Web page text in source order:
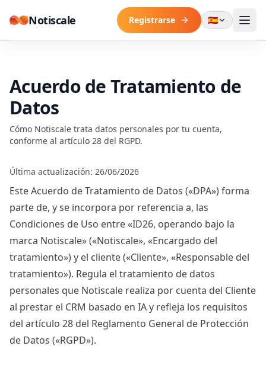
Notiscale Registrarse 🇪🇸
Acuerdo de Tratamiento de
Datos
Cómo Notiscale trata datos personales por tu cuenta,
conforme al artículo 28 del RGPD.
Última actualización: 26/06/2026
Este Acuerdo de Tratamiento de Datos («DPA») forma
parte de, y se incorpora por referencia a, las
Condiciones de Uso entre «ID26, operando bajo la
marca Notiscale» («Notiscale», «Encargado del
tratamiento») y el cliente («Cliente», «Responsable del
tratamiento»). Regula el tratamiento de datos
personales que Notiscale realiza por cuenta del Cliente
al prestar el CRM basado en IA y refleja los requisitos
del artículo 28 del Reglamento General de Protección
de Datos («RGPD»).